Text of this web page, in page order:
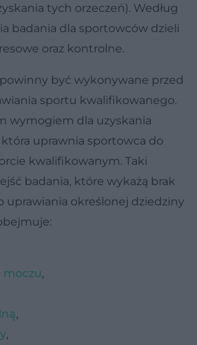
tych orzeczeń). Według
badania dla sportowców dzieli
oraz kontrolne.
powinny być wykonywane przed
sportu kwalifikowanego.
wymogiem dla uzyskania
uprawnia sportowca do
kwalifikowanym. Taki
badania, które wykażą brak
uprawiania określonej dziedziny
moczu,
,
,